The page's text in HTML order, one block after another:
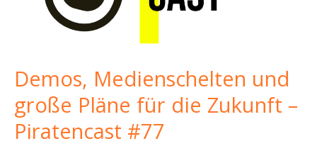
Demos, Medienschelten und
große Pläne für die Zukunft –
Piratencast #77